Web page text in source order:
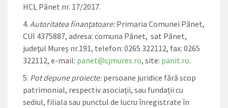
HCL Pănet nr. 17/2017.
Autoritatea finanţatoare:Primaria Comunei Pănet,
CUI 4375887, adresa: comuna Pănet, sat Pănet,
judeţul Mureș nr.191, telefon: 0265 322112, fax: 0265
322112, e-mail: panet@cjmures.ro, site: panit.ro.
Pot depune proiecte:persoane juridice fără scop
patrimonial, respectiv asociații, sau fundații cu
sediul, filiala sau punctul de lucru înregistrate în